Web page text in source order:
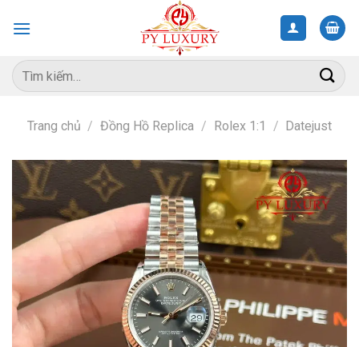
Tìm
kiếm:
Trang chủ / Đồng Hồ Replica / Rolex 1:1 / Datejust